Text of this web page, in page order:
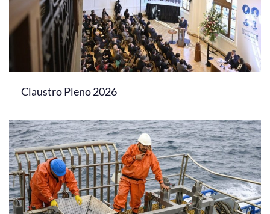
Claustro Pleno 2026